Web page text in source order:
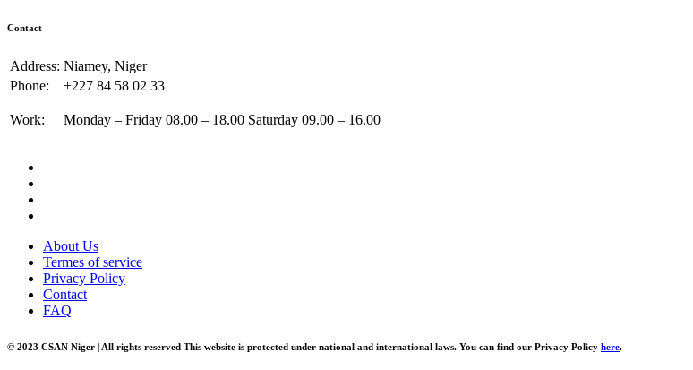
Contact
Address: Niamey, Niger
Phone:
+227 84 58 02 33
Work: Monday – Friday 08.00 – 18.00 Saturday 09.00 – 16.00
About Us
Termes of service
Privacy Policy
Contact
FAQ
© 2023 CSAN Niger | All rights reserved This website is protected under national and international laws. You can find our Privacy Policy here.